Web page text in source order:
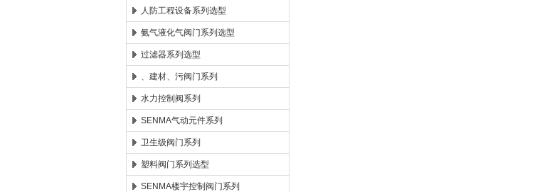
人防工程设备系列选型
氨气液化气阀门系列选型
过滤器系列选型
、建材、污阀门系列
水力控制阀系列
SENMA气动元件系列
卫生级阀门系列
塑料阀门系列选型
SENMA楼宇控制阀门系列